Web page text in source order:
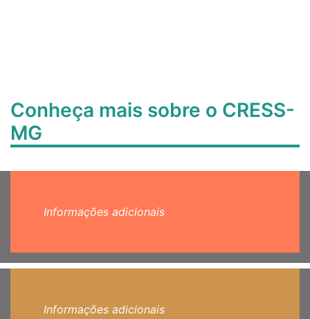
Conheça mais sobre o CRESS-
MG
Informações adicionais
Informações adicionais